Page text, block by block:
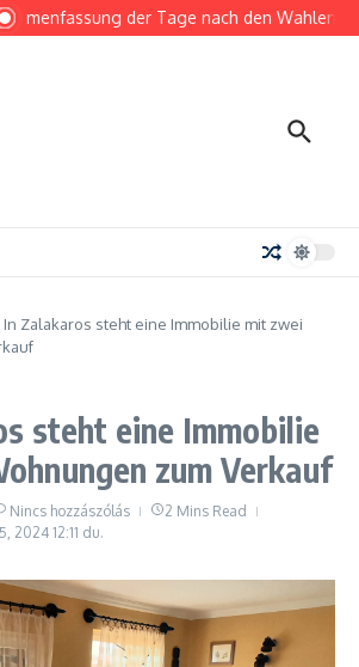
der Tage nach den Wahlen bis
In Zalakaros steht eine Immobilie mit zwei
steht eine Immobilie
zum Verkauf
Nincs hozzászólás
2 Mins Read
2024 12:11 du.